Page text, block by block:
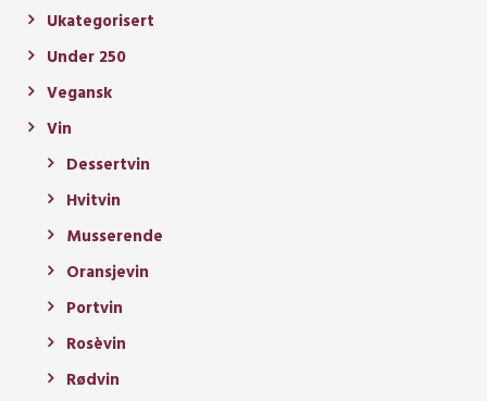
Ukategorisert
Under 250
Vegansk
Vin
Dessertvin
Hvitvin
Musserende
Oransjevin
Portvin
Rosèvin
Rødvin